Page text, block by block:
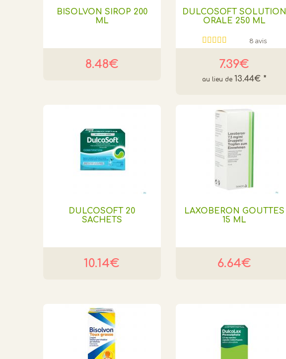
BISOLVON SIROP 200
ML
8.48€
DULCOSOFT SOLUTION
ORALE 250 ML
8 avis
7.39€
13.44€ *
DULCOSOFT 20
SACHETS
10.14€
LAXOBERON GOUTTES
15 ML
6.64€